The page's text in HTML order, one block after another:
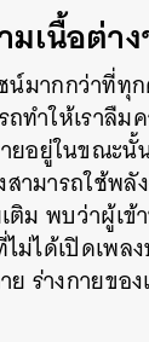
เนื้อต่า
มากกว่าที่ทุ
ำให้เราลืม
อยู่ในขณะนั้
มารถใช้พลั
ติม พบว่าผู้เ
ม่ได้เปิดเพล
ร่างกายขอ